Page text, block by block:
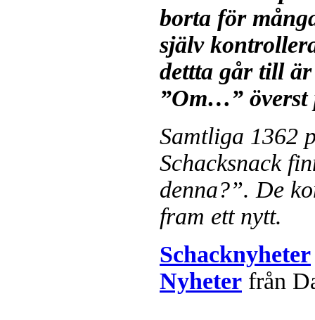
borta för
själv
dettta går till
”Om…” överst
Samtliga 1362
Schacksnack
denna?”. De
fram ett nytt.
Schacknyheter
Nyheter från